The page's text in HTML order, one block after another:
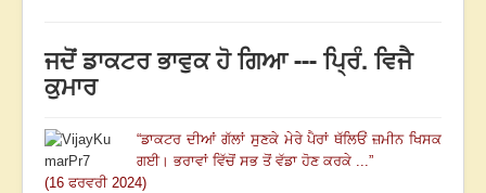
ਰਚਨਾਵਾਂ
ਸੰਪਰਕ
We have 90 guests and no members online
ਜਦੋਂ ਡਾਕਟਰ ਭਾਵੁਕ ਹੋ ਗਿਆ --- ਪ੍ਰਿੰ. ਵਿਜੈ
ਕੁਮਾਰ
“ਡਾਕਟਰ ਦੀਆਂ ਗੱਲਾਂ ਸੁਣਕੇ ਮੇਰੇ ਪੈਰਾਂ ਥੱਲਿਓਂ ਜ਼ਮੀਨ ਖਿਸਕ
ਗਈ। ਭਰਾਵਾਂ ਵਿੱਚੋਂ ਸਭ ਤੋਂ ਵੱਡਾ ਹੋਣ ਕਰਕੇ ...”
(16 ਫਰਵਰੀ 2024)